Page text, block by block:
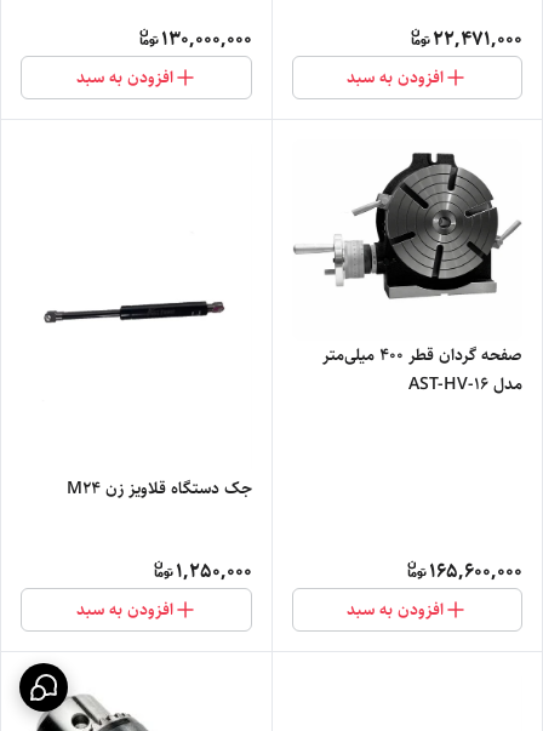
22,471,000
افزودن به سبد
130,000,000
افزودن به سبد
صفحه گردان قطر 400 میلی‌متر
مدل AST-HV-16
165,600,000
افزودن به سبد
جک دستگاه قلاویز زن M24
1,250,000
افزودن به سبد